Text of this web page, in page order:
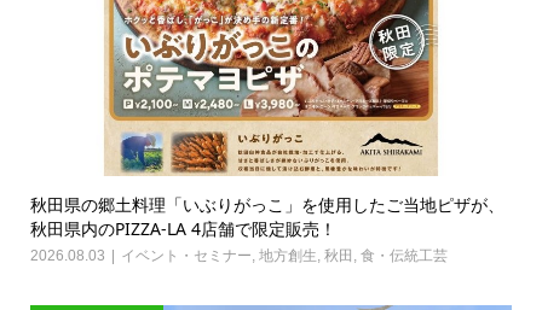
秋田県の郷土料理「いぶりがっこ」を使用したご当地ピザが、
秋田県内のPIZZA-LA 4店舗で限定販売！
2026.08.03 イベント・セミナー 地方創生 秋田 食・伝統工芸